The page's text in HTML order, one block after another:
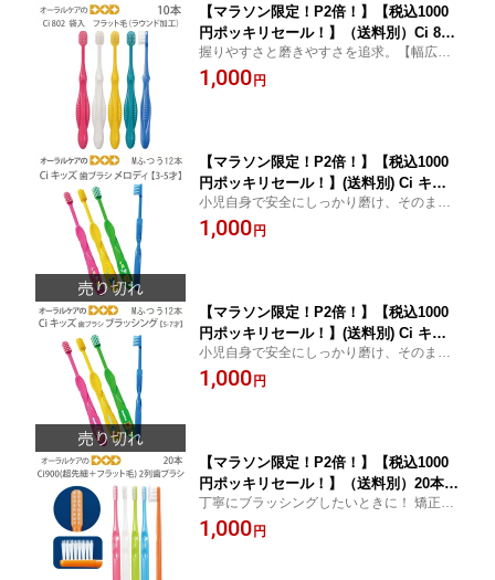
【マラソン限定！P2倍！】【税込1000
円ポッキリセール！】（送料別）Ci 802
袋入 フラット毛（ラウンド加工）ふつ
う 10本セット【メール便可 2セットま
握りやすさと磨きやすさを追求。【幅広ヘ
ッド】
1,000円
【マラソン限定！P2倍！】【税込1000
円ポッキリセール！】(送料別) Ci キッ
ズ 子供歯ブラシ M(ふつう) 3〜5歳用 こ
ども歯ブラシ メロディ 12本 【メール便
小児自身で安全にしっかり磨け、そのまま
仕上げ磨きに続く設計です！
1,000円
【マラソン限定！P2倍！】【税込1000
円ポッキリセール！】(送料別) Ci キッ
ズ 子供歯ブラシ M(ふつう) 5〜8歳用 こ
ども歯ブラシ ブラッシング 12本【メー
小児自身で安全にしっかり磨け、そのまま
仕上げ磨きに続く設計です！
1,000円
【マラソン限定！P2倍！】【税込1000
円ポッキリセール！】（送料別）20本 C
i900 超先細＋フラット毛【2列】【メー
ル便可 2セットまで】
丁寧にブラッシングしたいときに！ 矯正中
の方にもおすすめ！
1,000円